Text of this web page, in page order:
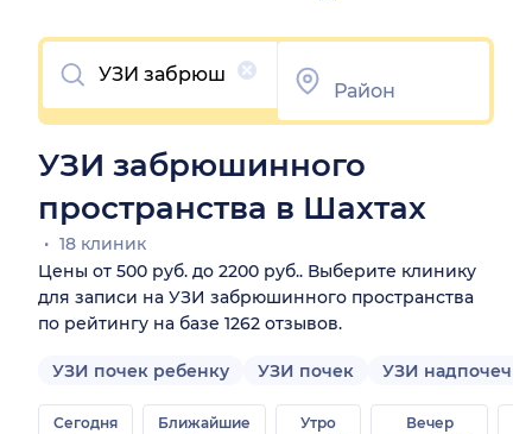
Очистить
УЗИ забрюшинного
пространства в Шахтах
18 клиник
Цены от 500 руб. до 2200 руб.. Выберите клинику
для записи на УЗИ забрюшинного пространства
по рейтингу на базе 1262 отзывов.
УЗИ почек ребенку УЗИ почек УЗИ
Сегодня
Ближайшие
Утро
Вечер